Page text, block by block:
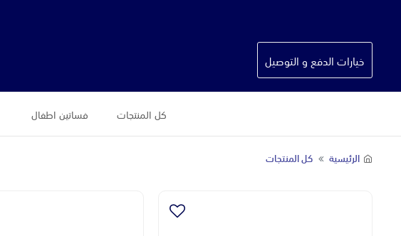
خيارات الدفع و التوصيل
كل المنتجات فساتين اطفال
الرئيسية كل المنتجات